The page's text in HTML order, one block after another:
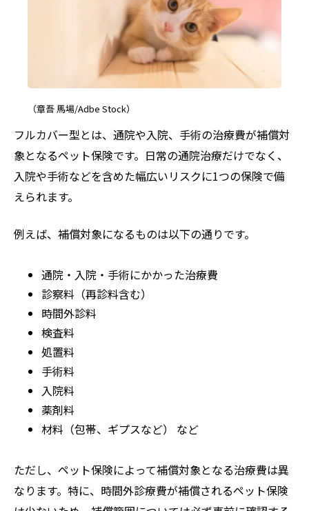
（章吾 馬場/Adbe Stock）
フルカバー型とは、通院や入院、手術の治療費が補償対
象となるペット保険です。日常の通院治療だけでなく、
入院や手術などを含めた幅広いリスクに1つの保険で備
えられます。
例えば、補償対象になるものは以下の通りです。
通院・入院・手術にかかった治療費
診察料（再診料含む）
時間外診料
検査料
処置料
手術料
入院料
薬剤料
材料（包帯、ギプスなど） など
ただし、ペット保険によって補償対象となる治療費は異
なります。特に、時間外診療費が補償されるペット保険